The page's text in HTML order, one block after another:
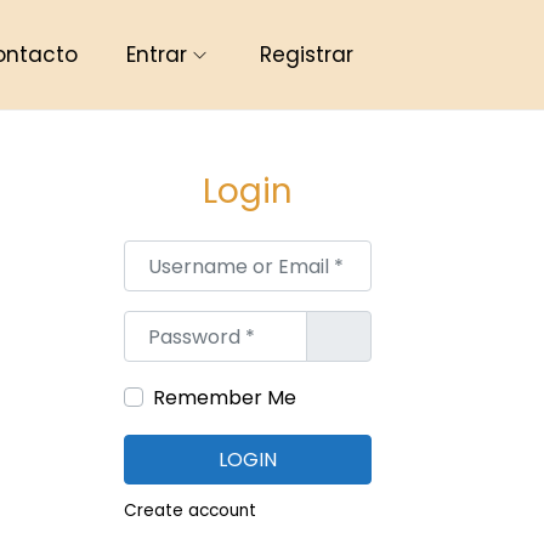
Entrar Registrar
Login
Username or Email*
Password*
Remember Me
LOGIN
Create account